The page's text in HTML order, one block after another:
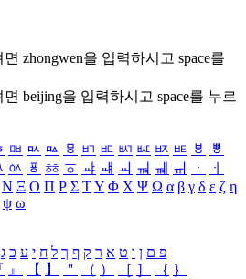
면 zhongwen을 입력하시고 space를
면 beijing을 입력하시고 space를 누르
ㅮ ㅯ ㅰ ㅱ ㅲ ㅳ ㅴ ㅵ ㅶ ㅷ ㅸ
ㅹ
ㆃ ㆄ ㆅ ㆆ ㆇ ㆈ ㆉ ㆊ ㆋ ㆌ ㆍ
ㆎ
Ν Ξ Ο Π Ρ Σ ΤΥ Φ Χ Ψ Ω α β γ δ ε ζ η
ψ ω
פ ם ן ו ט א ר ק ף ך ל ח י ע כ ג
』 【 】 ＂ （ ） ［ ］ ｛ ｝